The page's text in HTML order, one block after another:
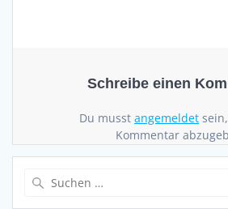
Schreibe einen
Du musst angemeldet
Kommentar